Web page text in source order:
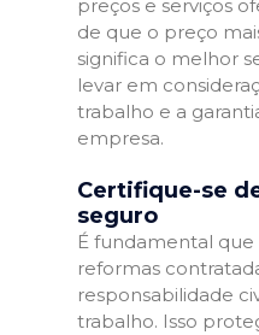
preços e serviços
de que o preço
significa o melhor
levar em
trabalho e a
empresa.
Certifique-se
seguro
É fundamental
reformas
responsabilidade
trabalho. Isso